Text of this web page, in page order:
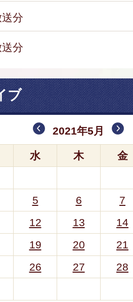
分
分
ブ
2021年5月
水 木 金
5 6
7
12 13
14
19 20
21
26 27
28